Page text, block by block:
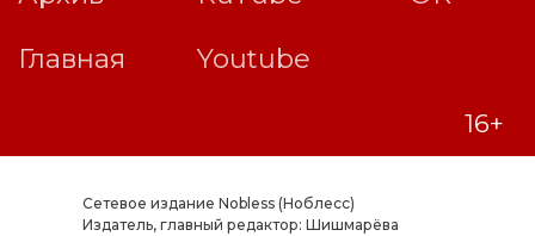
Сетевое издание Nobless (Ноблесс)
Издатель, главный редактор: Шишмарёва